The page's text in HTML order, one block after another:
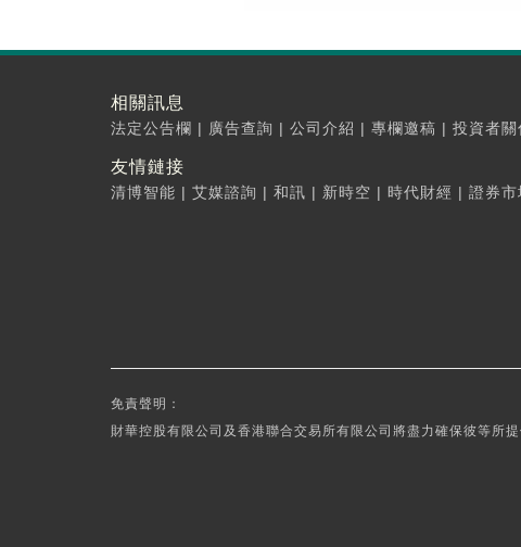
相關訊息
法定公告欄 | 廣告查詢 | 公司介紹 | 專欄邀稿 | 投資者關
友情鏈接
清博智能 | 艾媒諮詢 | 和訊 | 新時空 | 時代財經 | 證券市
免責聲明：
財華控股有限公司及香港聯合交易所有限公司將盡力確保彼等所